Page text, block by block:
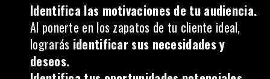
Identifica las motivaciones de tu audiencia.
Al ponerte en los zapatos de tu cliente ideal,
lograrás identificar sus necesidades y
deseos.